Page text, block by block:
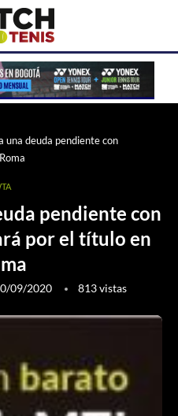
una deuda pendiente con
pendiente con
por el título en
09/2020 813vistas